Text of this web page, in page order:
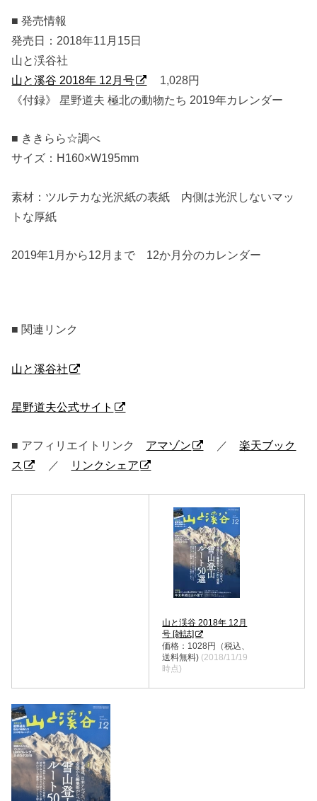
■ 発売情報
発売日：2018年11月15日
山と渓谷社
山と溪谷 2018年 12月号
1,028円
《付録》 星野道夫 極北の動物たち 2019年カレンダー
■ ききらら☆調べ
サイズ：H160×W195mm
素材：ツルテカな光沢紙の表紙 内側は光沢しないマッ
トな厚紙
2019年1月から12月まで 12か月分のカレンダー
■ 関連リンク
山と溪谷社
星野道夫公式サイト
■ アフィリエイトリンク アマゾン ／楽天ブック
ス
／ リンクシェア
山と渓谷 2018年 12月
号 [雑誌]
価格：1028円（税込、
送料無料) (2018/11/19
時点)